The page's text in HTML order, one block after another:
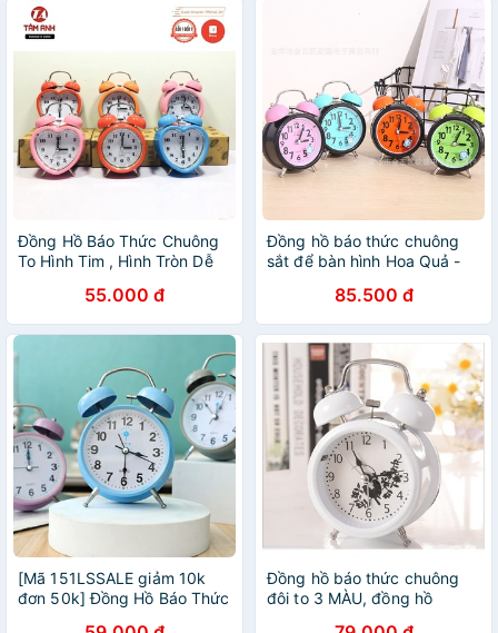
Đồng Hồ Báo Thức Chuông
To Hình Tim , Hình Tròn Dễ
55.000 đ
Đồng hồ báo thức chuông
sắt để bàn hình Hoa Quả -
85.500 đ
[Mã 151LSSALE giảm 10k
đơn 50k] Đồng Hồ Báo Thức
Đồng hồ báo thức chuông
đôi to 3 MÀU, đồng hồ